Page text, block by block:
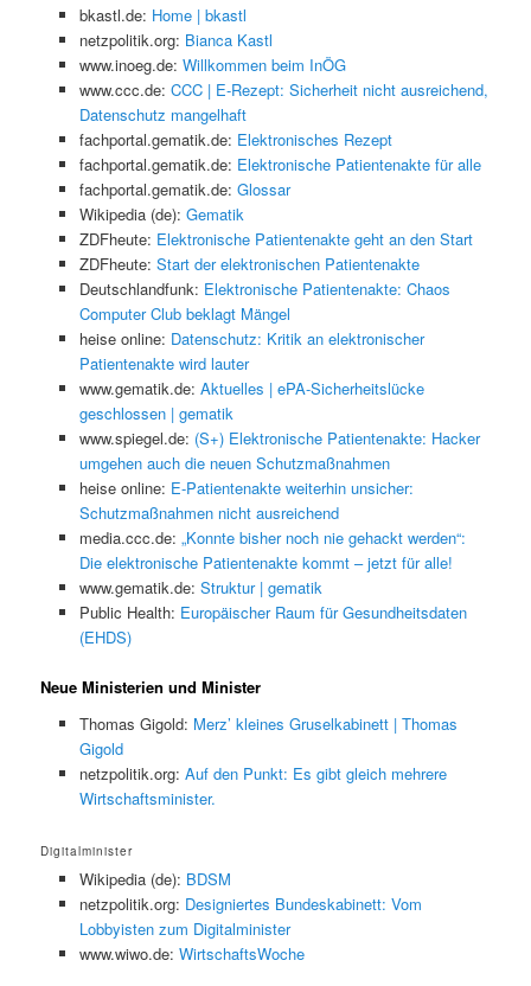
bkastl.de: Home | bkastl
netzpolitik.org: Bianca Kastl
www.inoeg.de: Willkommen beim InÖG
www.ccc.de: CCC | E-Rezept: Sicherheit nicht ausreichend,
Datenschutz mangelhaft
fachportal.gematik.de: Elektronisches Rezept
fachportal.gematik.de: Elektronische Patientenakte für alle
fachportal.gematik.de: Glossar
Wikipedia (de): Gematik
ZDFheute: Elektronische Patientenakte geht an den Start
ZDFheute: Start der elektronischen Patientenakte
Deutschlandfunk: Elektronische Patientenakte: Chaos
Computer Club beklagt Mängel
heise online: Datenschutz: Kritik an elektronischer
Patientenakte wird lauter
www.gematik.de: Aktuelles | ePA-Sicherheitslücke
geschlossen | gematik
www.spiegel.de: (S+) Elektronische Patientenakte: Hacker
umgehen auch die neuen Schutzmaßnahmen
heise online: E-Patientenakte weiterhin unsicher:
Schutzmaßnahmen nicht ausreichend
media.ccc.de: „Konnte bisher noch nie gehackt werden“:
Die elektronische Patientenakte kommt – jetzt für alle!
www.gematik.de: Struktur | gematik
Public Health: Europäischer Raum für Gesundheitsdaten
(EHDS)
Neue Ministerien und Minister
Thomas Gigold: Merz’ kleines Gruselkabinett | Thomas
Gigold
netzpolitik.org: Auf den Punkt: Es gibt gleich mehrere
Wirtschaftsminister.
Digitalminister
Wikipedia (de): BDSM
netzpolitik.org: Designiertes Bundeskabinett: Vom
Lobbyisten zum Digitalminister
www.wiwo.de: WirtschaftsWoche